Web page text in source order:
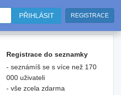
PŘIHLÁSIT REGISTRACE
Registrace do seznamky
- seznámíš se s více než 170
000 uživateli
- vše zcela zdarma